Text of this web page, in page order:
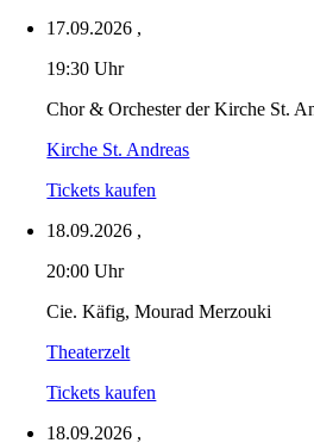
17.09.2026 ,
19:30 Uhr
Chor & Orchester der Kirche St.
Kirche St. Andreas
Tickets kaufen
18.09.2026 ,
20:00 Uhr
Cie. Käfig, Mourad Merzouki
Theaterzelt
Tickets kaufen
18.09.2026 ,